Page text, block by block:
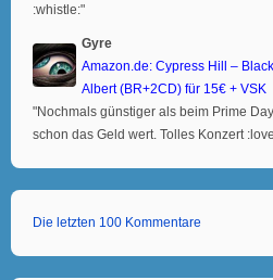
:whistle:"
Gyre
Amazon.de: Cypress Hill –
Albert (BR+2CD) für 15€ + VSK
"Nochmals günstiger als beim Prime
schon das Geld wert. Tolles Konzert
Die letzten 100 Kommentare